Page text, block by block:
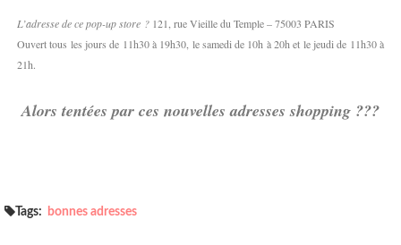
L’adresse de ce pop-up store ? 121, rue Vieille du Temple – 75003 PARIS
Ouvert tous les jours de 11h30 à 19h30, le samedi de 10h à 20h et le jeudi de 11h30 à
21h.
Alors tentées par ces nouvelles adresses shopping ???
Tags: bonnes adresses